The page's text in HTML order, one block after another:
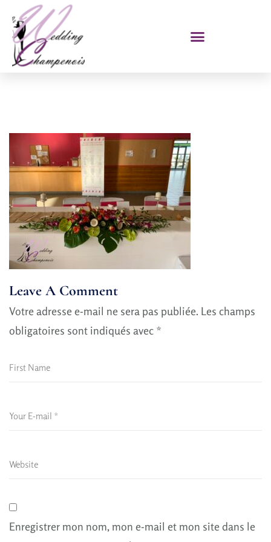
Leave A Comment
Votre adresse e-mail ne sera pas publiée. Les champs
obligatoires sont indiqués avec *
Enregistrer mon nom, mon e-mail et mon site dans le